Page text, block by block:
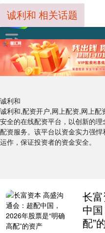
诚利和
诚利和,配资开户,网上配资,网上配
安全的在线配资平台，以创新的
配资服务。该平台以资金实力强
运作，保证投资者的资金安全。
诚利和 相关话题
长
中
配”